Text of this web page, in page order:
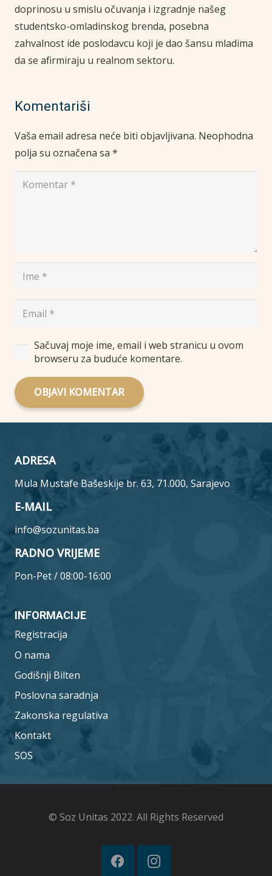
doprinosu u smislu očuvanja i izgradnje našeg
studentsko-omladinskog brenda, posebna
zahvalnost ide poslodavcu koji je dao šansu mladima
da se afirmiraju u realnom sektoru.
Komentariši
Vaša email adresa neće biti objavljivana. Neophodna
polja su označena sa *
Sačuvaj moje ime, email i web stranicu u ovom
browseru za buduće komentare.
OBJAVI KOMENTAR
ADRESA
Mula Mustafe Bašeskije br. 63, 71.000, Sarajevo
E-MAIL
info@sozunitas.ba
RADNO VRIJEME
Pon-Pet / 08:00-16:00
INFORMACIJE
Registracija
O nama
Godišnji Bilten
Poslovna saradnja
Zakonska regulativa
Kontakt
SOS
© Soz Unitas 2022. All Rights Reserved